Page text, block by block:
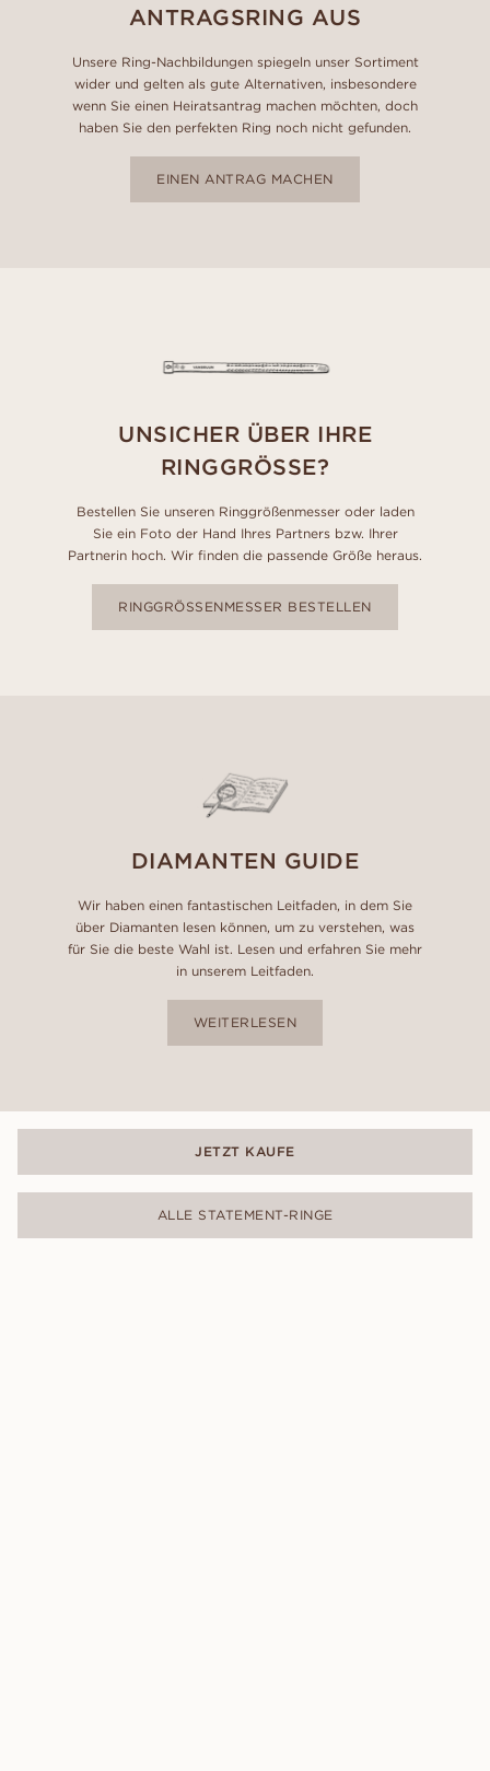
ANTRAGSRING AUS
Unsere Ring-Nachbildungen spiegeln unser Sortiment
wider und gelten als gute Alternativen, insbesondere
wenn Sie einen Heiratsantrag machen möchten, doch
haben Sie den perfekten Ring noch nicht gefunden.
EINEN ANTRAG MACHEN
UNSICHER ÜBER IHRE
RINGGRÖSSE?
Bestellen Sie unseren Ringgrößenmesser oder laden
Sie ein Foto der Hand Ihres Partners bzw. Ihrer
Partnerin hoch. Wir finden die passende Größe heraus.
RINGGRÖSSENMESSER BESTELLEN
DIAMANTEN GUIDE
Wir haben einen fantastischen Leitfaden, in dem Sie
über Diamanten lesen können, um zu verstehen, was
für Sie die beste Wahl ist. Lesen und erfahren Sie mehr
in unserem Leitfaden.
WEITERLESEN
JETZT KAUFE
ALLE STATEMENT-RINGE